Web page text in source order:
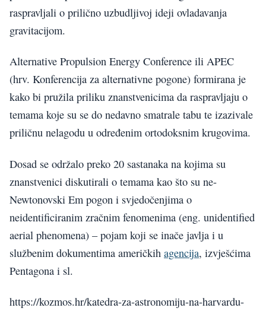
raspravljali o prilično uzbudljivoj ideji ovladavanja
gravitacijom.
Alternative Propulsion Energy Conference ili APEC
(hrv. Konferencija za alternativne pogone) formirana je
kako bi pružila priliku znanstvenicima da raspravljaju o
temama koje su se do nedavno smatrale tabu te izazivale
priličnu nelagodu u određenim ortodoksnim krugovima.
Dosad se održalo preko 20 sastanaka na kojima su
znanstvenici diskutirali o temama kao što su ne-
Newtonovski Em pogon i svjedočenjima o
neidentificiranim zračnim fenomenima (eng. unidentified
aerial phenomena) – pojam koji se inače javlja i u
službenim dokumentima američkih agencija, izvješćima
Pentagona i sl.
https://kozmos.hr/katedra-za-astronomiju-na-harvardu-